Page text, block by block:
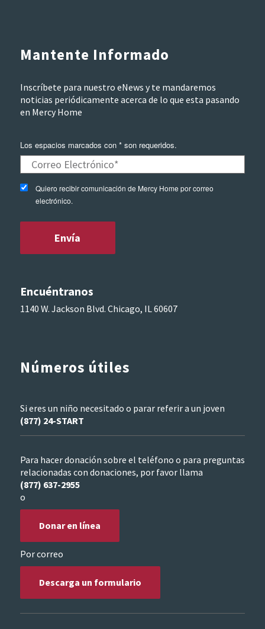
Mantente Informado
Inscríbete para nuestro eNews y te mandaremos
noticias periódicamente acerca de lo que esta pasando
en Mercy Home
Los espacios marcados con * son requeridos.
Quiero recibir comunicación de Mercy Home por correo
electrónico.
Encuéntranos
1140 W. Jackson Blvd. Chicago, IL 60607
Números útiles
Si eres un niño necesitado o parar referir a un joven
(877) 24-START
Para hacer donación sobre el teléfono o para preguntas
relacionadas con donaciones, por favor llama
(877) 637-2955
o
Donar en línea
Por correo
Descarga un formulario